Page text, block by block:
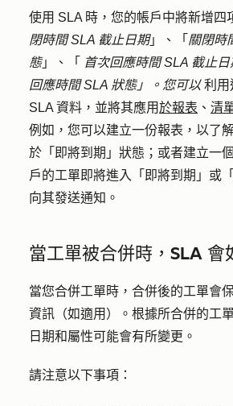
使用 SLA 時，您的帳戶中將新增四
閉時間 SLA 截止日期」 、 「 關閉時
態」 、「 首次回應時間 SLA 截止日
回應時間 SLA 狀態」。您可以利用
SLA 資料，並將其應用於報表 、 清
例如，您可以建立一份報表，以了
於「即將到期」狀態；或者建立一
戶的工單即將進入「即將到期」或
向其發送通知。
當工單被合併時，SLA 會
當您合併工單時，合併後的工單會
資訊（如適用）。根據所合併的工
日期和屬性可能會有所變更。
請注意以下事項：